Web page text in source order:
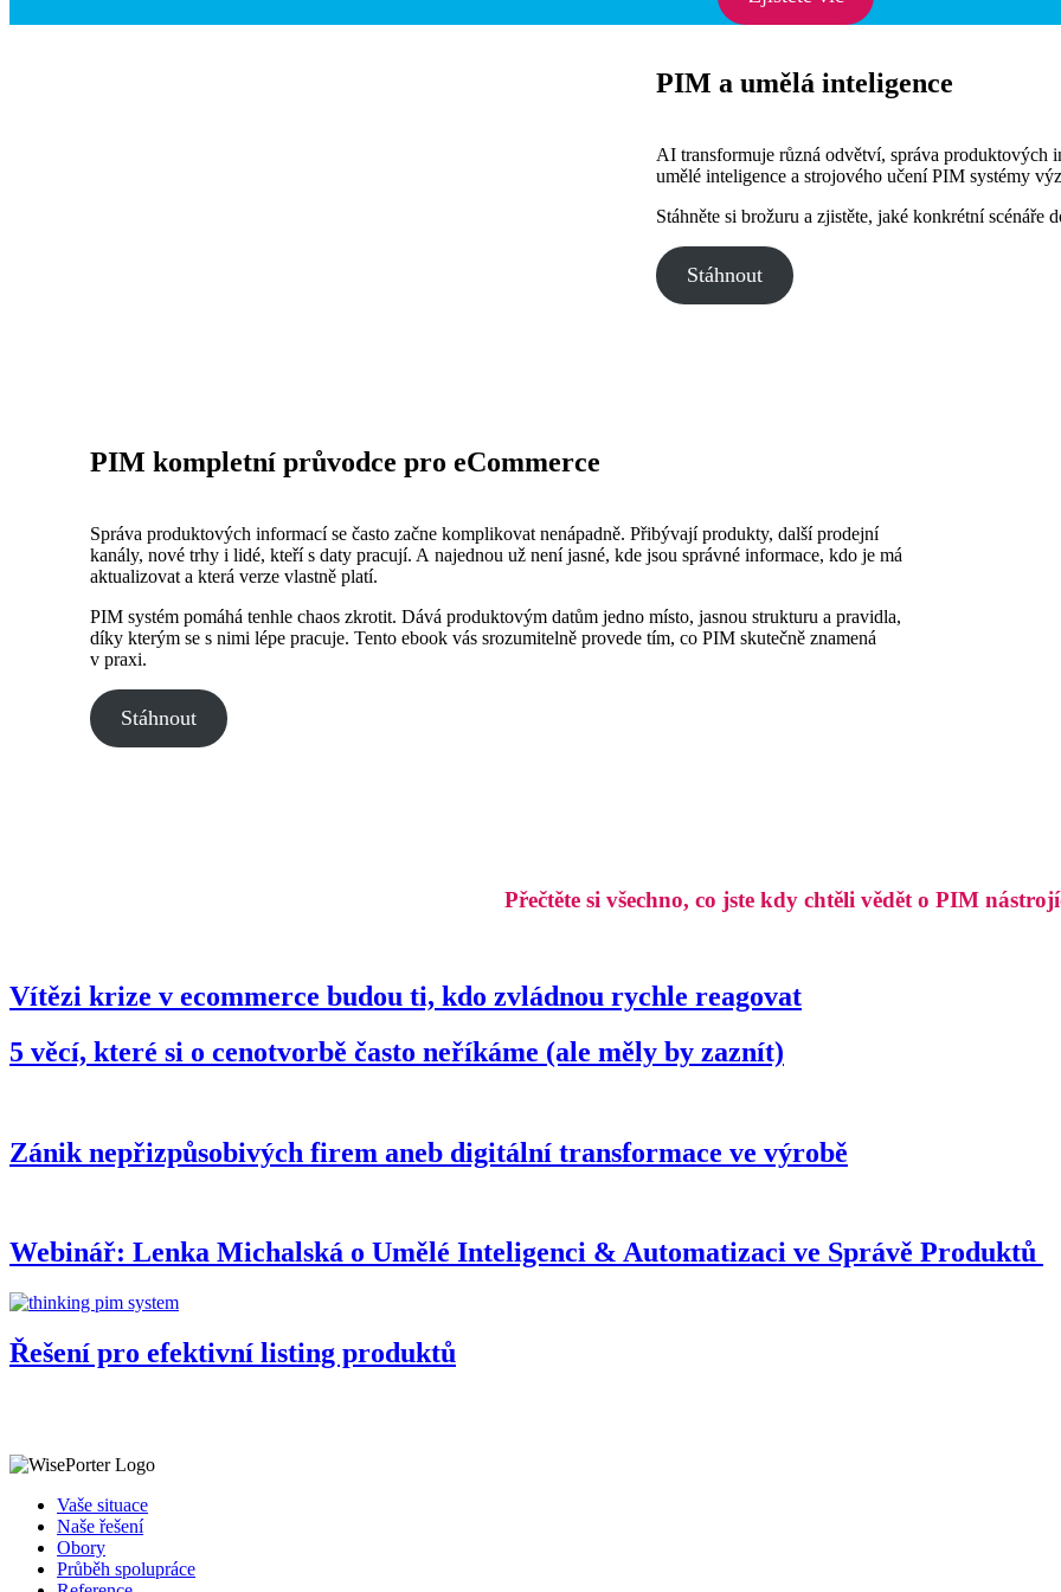
PIM a umělá inteligence
AI transformuje různá odvětví, správa
umělé inteligence a strojového učení PIM systémy
Stáhněte si brožuru a zjistěte, jaké konkrétní
Stáhnout
PIM kompletní průvodce pro eCommerce
Správa produktových informací se často začne komplikovat nenápadně. Přibývají produkty, další prodejní
kanály, nové trhy i lidé, kteří s daty pracují. A najednou už není jasné, kde jsou správné informace, kdo je má
aktualizovat a která verze vlastně platí.
PIM systém pomáhá tenhle chaos zkrotit. Dává produktovým datům jedno místo, jasnou strukturu a pravidla,
díky kterým se s nimi lépe pracuje. Tento ebook vás srozumitelně provede tím, co PIM skutečně znamená
v praxi.
Stáhnout
Přečtěte si všechno, co jste kdy chtěli vědět o PIM
Vítězi krize v ecommerce budou ti, kdo zvládnou rychle reagovat
5 věcí, které si o cenotvorbě často neříkáme (ale měly by zaznít)
Zánik nepřizpůsobivých firem aneb digitální transformace ve výrobě
Webinář: Lenka Michalská o Umělé Inteligenci & Automatizaci ve Správě Produktů
Řešení pro efektivní listing produktů
Vaše situace
Naše řešení
Obory
Průběh spolupráce